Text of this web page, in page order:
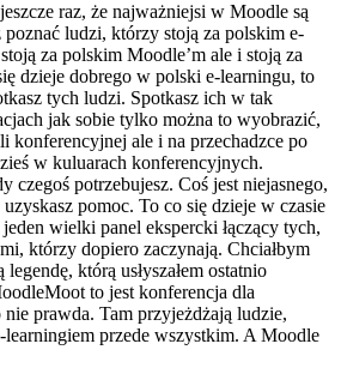
raz, że najważniejsi w Moodle są
ludzi, którzy stoją za polskim e-
za polskim Moodle’m ale i stoją za
dzieje dobrego w polski e-learningu, to
tych ludzi. Spotkasz ich w tak
jak sobie tylko można to wyobrazić,
konferencyjnej ale i na przechadzce po
w kuluarach konferencyjnych.
czegoś potrzebujesz. Coś jest niejasnego,
pomoc. To co się dzieje w czasie
wielki panel ekspercki łączący tych,
którzy dopiero zaczynają. Chciałbym
którą usłyszałem ostatnio
to jest konferencja dla
prawda. Tam przyjeżdżają ludzie,
learningiem przede wszystkim. A Moodle